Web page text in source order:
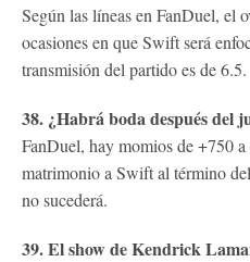
Según las líneas en FanDuel, el
ocasiones en que Swift será
transmisión del partido es de 6.5.
38. ¿Habrá boda después del
FanDuel, hay momios de +750
matrimonio a Swift al término
no sucederá.
39. El show de Kendrick